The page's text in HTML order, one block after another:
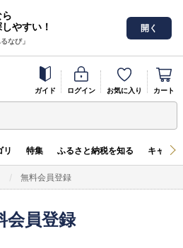
やすい！
なび」
開く
ガイド ログイン お気に入り カート
リ 特集 ふるさと納税を知る キャン
無料会員登録
会員登録